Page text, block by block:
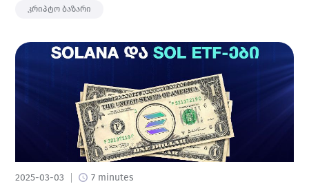
იმპულსები.
კრიპტო ბაზარი
2025-03-03 7 minutes